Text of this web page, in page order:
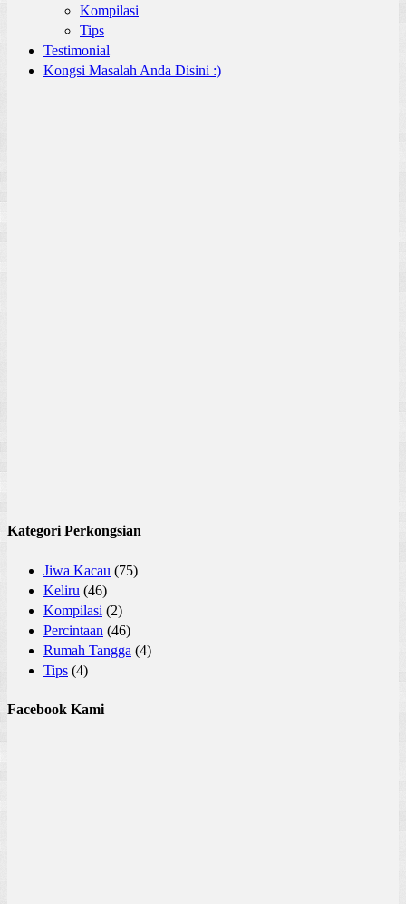
Kompilasi
Tips
Testimonial
Kongsi Masalah Anda Disini :)
Kategori Perkongsian
Jiwa Kacau (75)
Keliru (46)
Kompilasi (2)
Percintaan (46)
Rumah Tangga (4)
Tips (4)
Facebook Kami